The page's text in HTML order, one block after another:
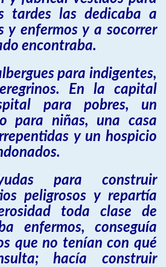
tardes las dedicaba a
y enfermos y a socorrer
encontraba.
para indigentes,
En la capital
para pobres, un
para niñas, una casa
y un hospicio
para construir
peligrosos y repartía
toda clase de
enfermos, conseguía
que no tenían con qué
hacía construir